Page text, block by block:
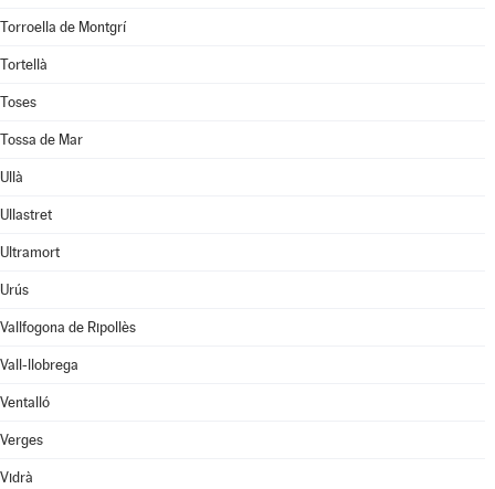
Torroella de Montgrí
Tortellà
Toses
Tossa de Mar
Ullà
Ullastret
Ultramort
Urús
Vallfogona de Ripollès
Vall-llobrega
Ventalló
Verges
Vidrà